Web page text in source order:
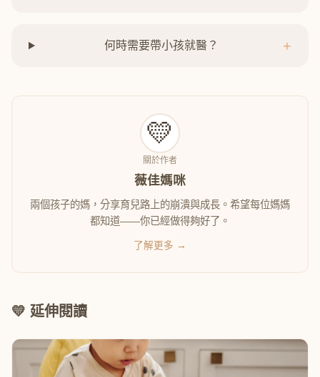
何時需要帶小孩就醫？ +
💛
關於作者
薇佳媽咪
兩個孩子的媽，分享育兒路上的崩潰與成長。希望每位媽媽
都知道——你已經做得夠好了。
了解更多 →
💛 延伸閱讀